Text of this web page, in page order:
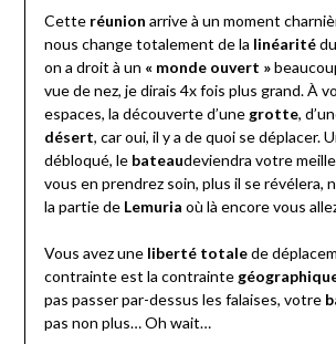
Cette réunion arrive à un moment
nous change totalement de la linéaritédu
on a droit à un « monde ouvert »
vue de nez, je dirais 4x fois plus grand. À
espaces, la découverte d’une grotte,
désert, car oui, il y a de quoi se déplacer.
débloqué, le bateaudeviendra votre
vous en prendrez soin, plus il se révélera,
la partie de Lemuria où là encore vous
Vous avez une liberté totalede
contrainte est la contrainte
pas passer par-dessus les falaises, votre
pas non plus… Oh wait…